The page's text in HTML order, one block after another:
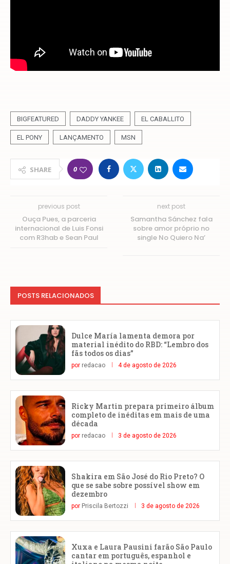
BIGFEATURED DADDY YANKEE EL CABALLITO
EL PONY LANÇAMENTO MSN
SHARE 0
previous post
Ouça Pues, a parceria
internacional de Luis Fonsi
com R3hab e Sean Paul
next post
Samantha Sánchez fala
sobre amor próprio no
single No Quiero Na’
POSTS RELACIONADOS
Dulce María lamenta demora por
material inédito do RBD: “Lembro dos
fãs todos os dias”
por redacao 4 de agosto de 2026
Ricky Martin prepara primeiro álbum
completo de inéditas em mais de uma
década
por redacao 3 de agosto de 2026
Shakira em São José do Rio Preto? O
que se sabe sobre possível show em
dezembro
por Priscila Bertozzi 3 de agosto de 2026
Xuxa e Laura Pausini farão São Paulo
cantar em português, espanhol e